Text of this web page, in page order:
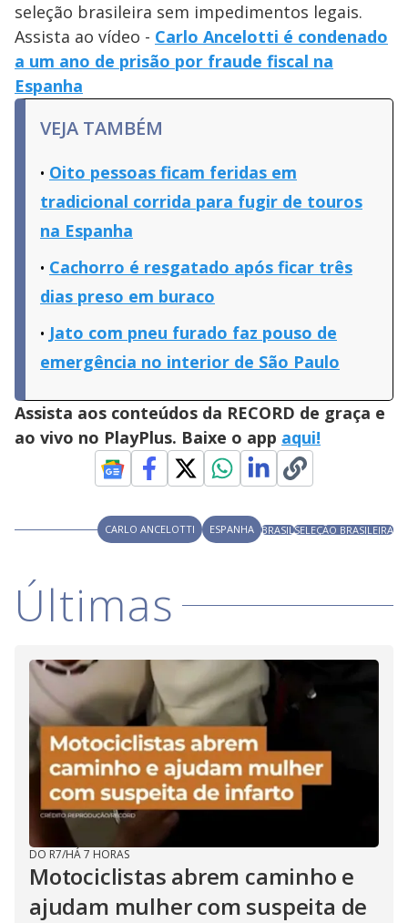
seleção brasileira sem impedimentos legais.
Assista ao vídeo - Carlo Ancelotti é condenado
a um ano de prisão por fraude fiscal na
Espanha
VEJA TAMBÉM
Oito pessoas ficam feridas em
tradicional corrida para fugir de touros
na Espanha
Cachorro é resgatado após ficar três
dias preso em buraco
Jato com pneu furado faz pouso de
emergência no interior de São Paulo
Assista aos conteúdos da RECORD de graça e
ao vivo no PlayPlus. Baixe o app aqui!
CARLO ANCELOTTI ESPANHA BRASILSELEÇÃO BRASILEIRA
Últimas
DO R7/HÁ 7 HORAS
Motociclistas abrem caminho e
ajudam mulher com suspeita de